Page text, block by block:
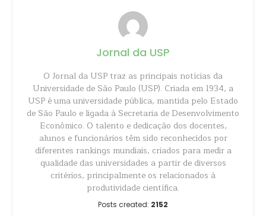
Jornal da USP
O Jornal da USP traz as principais notícias da
Universidade de São Paulo (USP). Criada em 1934, a
USP é uma universidade pública, mantida pelo Estado
de São Paulo e ligada à Secretaria de Desenvolvimento
Econômico. O talento e dedicação dos docentes,
alunos e funcionários têm sido reconhecidos por
diferentes rankings mundiais, criados para medir a
qualidade das universidades a partir de diversos
critérios, principalmente os relacionados à
produtividade científica.
Posts created: 2152